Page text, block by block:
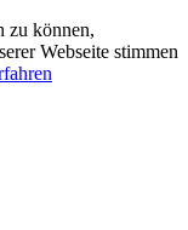
zu können,
Webseite stimmen